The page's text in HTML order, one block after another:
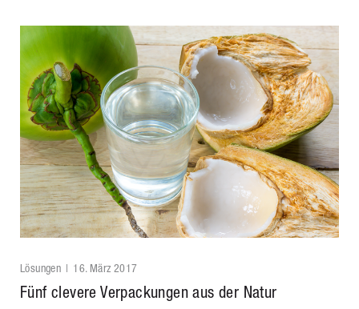
Fünf clevere Verpackungen aus der Natur
Lösungen 16. März 2017